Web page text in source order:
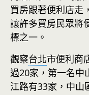
買房跟著便利店走
讓許多買房民眾將
標之一。
觀察台北市便利商
過20家，第一名中
江路有33家，中山